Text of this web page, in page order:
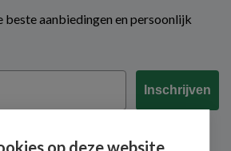
beste aanbiedingen en persoonlijk
Inschrijven
op deze website